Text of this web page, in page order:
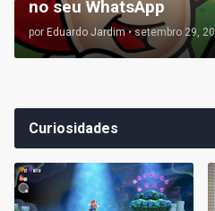
no seu WhatsApp
por Eduardo Jardim • setembro 29,
Curiosidades